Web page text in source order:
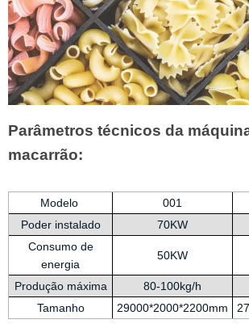
Parâmetros técnicos da
macarrão:
Modelo 001
Poder instalado
70KW
Consumo de
energia
50KW
Produção máxima 80-100kg/h
Tamanho
29000*2000*2200mm